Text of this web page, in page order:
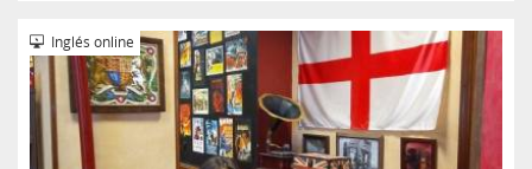
Inglés online